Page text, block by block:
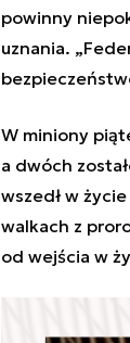
powinny
uznania.
W miniony
a dwóch
wszedł w
walkach z
od wejścia w